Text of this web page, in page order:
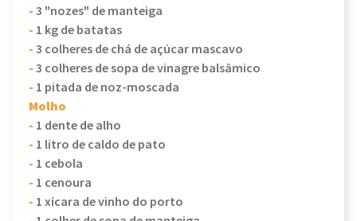
-3 "nozes" de manteiga
- 1 kg de batatas
-3 colheres de chá de açúcar mascavo
-3 colheres de sopa de vinagre balsâmico
- 1 pitada de noz-moscada
Molho
- 1 dente de alho
- 1 litro de caldo de pato
- 1 cebola
- 1 cenoura
- 1 xícara de vinho do porto